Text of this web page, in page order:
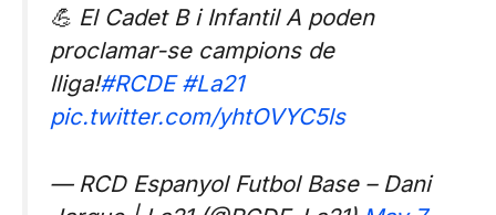
💪 El Cadet B i Infantil A poden
proclamar-se campions de
lliga!#RCDE #La21
pic.twitter.com/yhtOVYC5ls
— RCD Espanyol Futbol Base – Dani